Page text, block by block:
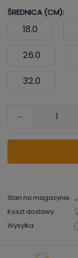
ŚREDNICA (CM):
18.0
26.0
32.0
Stan na magazynie:
Koszt dostawy:
Wysyłka: